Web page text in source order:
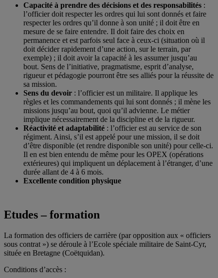
Capacité à prendre des décisions et des responsabilités :
l’officier doit respecter les ordres qui lui sont donnés et faire
respecter les ordres qu’il donne à son unité ; il doit être en
mesure de se faire entendre. Il doit faire des choix en
permanence et est parfois seul face à ceux-ci (situation où il
doit décider rapidement d’une action, sur le terrain, par
exemple) ; il doit avoir la capacité à les assumer jusqu’au
bout. Sens de l’initiative, pragmatisme, esprit d’analyse,
rigueur et pédagogie pourront être ses alliés pour la réussite de
sa mission.
Sens du devoir : l’officier est un militaire. Il applique les
règles et les commandements qui lui sont donnés ; il mène les
missions jusqu’au bout, quoi qu’il advienne. Le métier
implique nécessairement de la discipline et de la rigueur.
Réactivité et adaptabilité : l’officier est au service de son
régiment. Ainsi, s’il est appelé pour une mission, il se doit
d’être disponible (et rendre disponible son unité) pour celle-ci.
Il en est bien entendu de même pour les OPEX (opérations
extérieures) qui impliquent un déplacement à l’étranger, d’une
durée allant de 4 à 6 mois.
Excellente condition physique
Etudes – formation
La formation des officiers de carrière (par opposition aux « officiers
sous contrat ») se déroule à l’Ecole spéciale militaire de Saint-Cyr,
située en Bretagne (Coëtquidan).
Conditions d’accès :